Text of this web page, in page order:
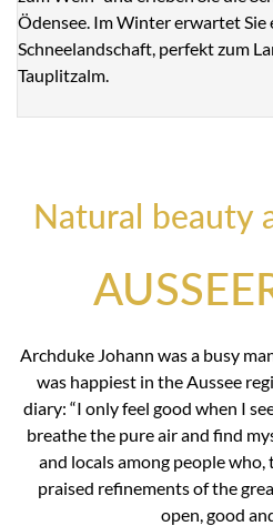
Ödensee. Im Winter erwartet Sie
Schneelandschaft, perfekt zum
Tauplitzalm.
Natural beauty
Archduke Johann was a busy
was happiest in the Aussee
diary: “I only feel good when I
breathe the pure air and find
and locals among people
praised refinements of the
open, good